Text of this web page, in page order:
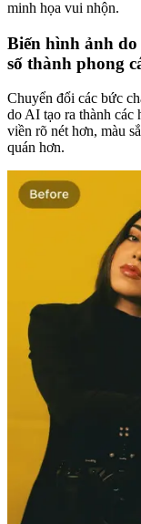
minh họa vui nhộn.
Biến hình ảnh
số thành phong
Chuyển đổi các bức
do AI tạo ra thành
viền rõ nét hơn, màu
quán hơn.